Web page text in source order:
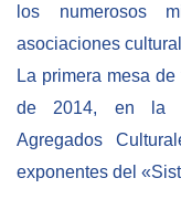
los numerosos
asociaciones
La primera mesa
de 2014, en la
Agregados
exponentes del